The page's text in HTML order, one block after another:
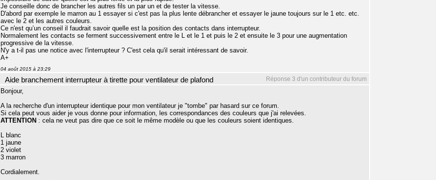
Je conseille donc de brancher les autres fils un par un et de tester la vitesse.
D'abord par exemple le marron au 1 essayer si c'est pas la plus lente débrancher et essayer le jaune toujours sur le 1 etc. etc.
avec le 2 et les autres couleurs.
Ce n'est qu’un conseil il faudrait savoir quelle est la position des contacts dans interrupteur.
Normalement les contacts se ferment successivement entre le L et le 1 et puis le 2 et ensuite le 3 pour une augmentation
progressive de la vitesse.
N'y a t-il pas une notice avec l'interrupteur ? C'est cela qu'il serait intéressant de savoir.
A+
04 août 2015 à 23:29
Réponse 3 d'un contributeur du forum
Aide branchement interrupteur à tirette pour ventilateur de plafond
Bonjour,
A la recherche d'un interrupteur identique pour mon ventilateur je "tombe" par hasard sur ce forum.
Si cela peut vous aider je vous donne pour information, les correspondances des couleurs que j'ai relevées.
ATTENTION : cela ne veut pas dire que ce soit le même modèle ou que les couleurs soient identiques.
L blanc
1 jaune
2 violet
3 marron
Cordialement.